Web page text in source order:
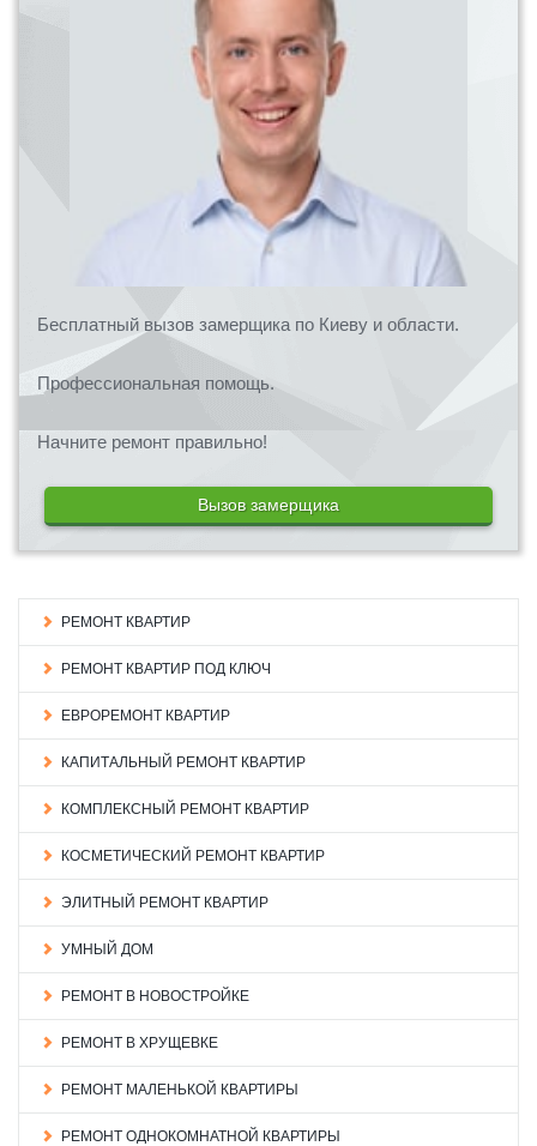
Бесплатный вызов замерщика по Киеву и области.
Профессиональная помощь.
Начните ремонт правильно!
Вызов замерщика
РЕМОНТ КВАРТИР
РЕМОНТ КВАРТИР ПОД КЛЮЧ
ЕВРОРЕМОНТ КВАРТИР
КАПИТАЛЬНЫЙ РЕМОНТ КВАРТИР
КОМПЛЕКСНЫЙ РЕМОНТ КВАРТИР
КОСМЕТИЧЕСКИЙ РЕМОНТ КВАРТИР
ЭЛИТНЫЙ РЕМОНТ КВАРТИР
УМНЫЙ ДОМ
РЕМОНТ В НОВОСТРОЙКЕ
РЕМОНТ В ХРУЩЕВКЕ
РЕМОНТ МАЛЕНЬКОЙ КВАРТИРЫ
РЕМОНТ ОДНОКОМНАТНОЙ КВАРТИРЫ